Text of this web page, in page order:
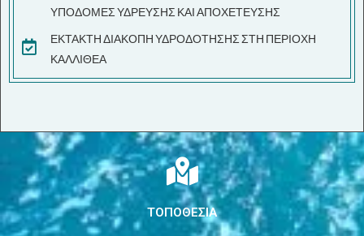
ΥΠΟΔΟΜΕΣ ΥΔΡΕΥΣΗΣ ΚΑΙ ΑΠΟΧΕΤΕΥΣΗΣ
ΕΚΤΑΚΤΗ ΔΙΑΚΟΠΗ ΥΔΡΟΔΟΤΗΣΗΣ ΣΤΗ ΠΕΡΙΟΧΗ
ΚΑΛΛΙΘΕΑ
ΤΟΠΟΘΕΣΙΑ